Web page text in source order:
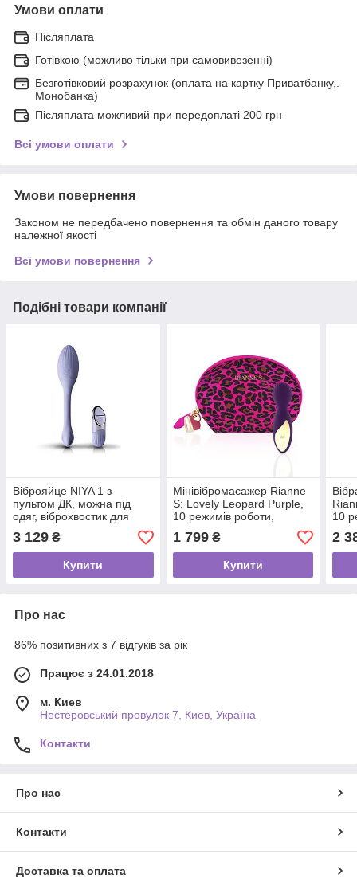
Умови оплати
Післяплата
Готівкою (можливо тільки при самовивезенні)
Безготівковий розрахунок (оплата на картку Приватбанку,.
Монобанка)
Післяплата можливий при передоплаті 200 грн
Всі умови оплати
Умови повернення
Законом не передбачено повернення та обмін даного товару
належної якості
Всі умови повернення
Подібні товари компанії
Віброяйце NIYA 1 з
пультом ДК, можна під
одяг, віброхвостик для
зовнішньої стимуляції, 10
режимів
3 129 ₴
Купити
Мінівібромасажер Rianne
S: Lovely Leopard Purple,
10 режимів роботи,
косметичка-чохол,
мед.силікон
1 799₴
Купити
10
2
Про нас
86% позитивних з 7 відгуків за рік
Працює з 24.01.2018
м. Киев
Нестеровський провулок 7, Киев, Україна
Контакти
Про нас
Контакти
Доставка та оплата